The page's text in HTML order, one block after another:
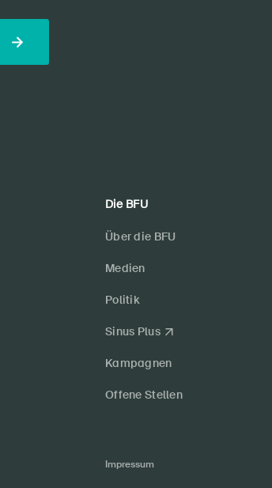
Die BFU
Über die BFU
Medien
Politik
Sinus Plus
Kampagnen
Offene Stellen
Impressum